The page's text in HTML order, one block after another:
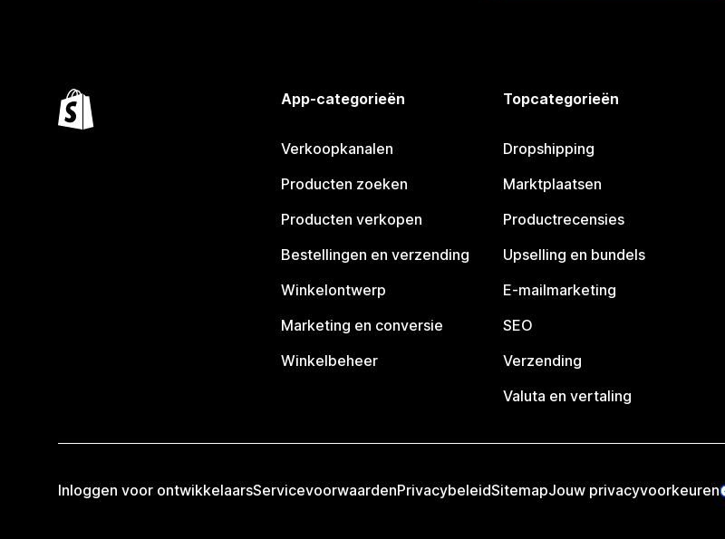
App-categorieën
Verkoopkanalen
Producten zoeken
Producten verkopen
Bestellingen en verzending
Winkelontwerp
Marketing en conversie
Winkelbeheer
Topcategorieën
Dropshipping
Marktplaatsen
Productrecensies
Upselling en bundels
E-mailmarketing
SEO
Verzending
Valuta en vertaling
Inloggen voor ontwikkelaarsServicevoorwaardenPrivacybeleidSitemapJouw privacyvoorkeuren